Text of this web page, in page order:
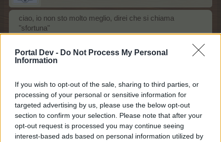
Portal Dev - Do Not Process My Personal
Information
If you wish to opt-out of the sale, sharing to third parties, or
processing of your personal or sensitive information for
targeted advertising by us, please use the below opt-out
section to confirm your selection. Please note that after your
opt-out request is processed you may continue seeing
interest-based ads based on personal information utilized by
ciao, io non sto molto meglio, direi che si chiama
"sfortuna"
sempre speranza.
approfitto per augurare buon anno a tutti
A*Margot75* ,minùpastafrollaecavolettodibruxelpiace questo elemento.
-*Anjo*-